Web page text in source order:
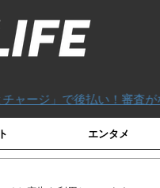
査がないVISAカード「バ
エンタメ